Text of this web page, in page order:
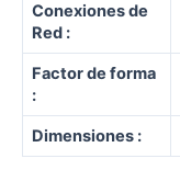
Conexiones de
Red :
Factor de forma
:
Dimensiones :